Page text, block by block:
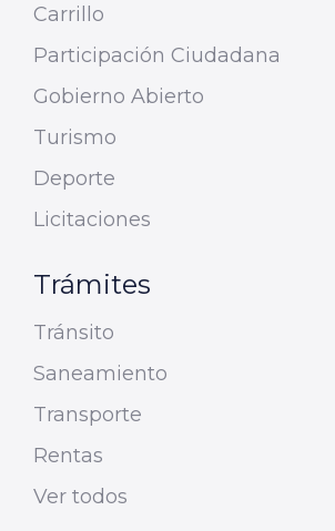
Carrillo
Participación Ciudadana
Gobierno Abierto
Turismo
Deporte
Licitaciones
Trámites
Tránsito
Saneamiento
Transporte
Rentas
Ver todos